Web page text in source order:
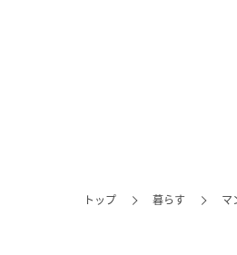
トップ 暮らす マ